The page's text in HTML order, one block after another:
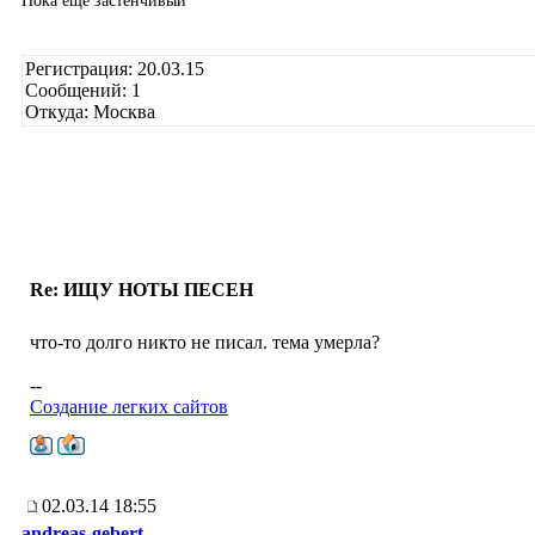
Регистрация: 20.03.15
Сообщений: 1
Откуда: Москва
Re: ИЩУ НОТЫ ПЕСЕН
что-то долго никто не писал. тема умерла?
--
Создание легких сайтов
02.03.14 18:55